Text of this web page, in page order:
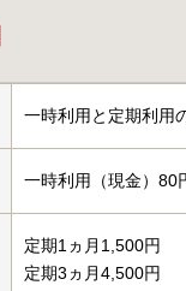
一時利用と定期利用
一時利用（現金）80
定期1ヵ月1,500円
定期3ヵ月4,500円